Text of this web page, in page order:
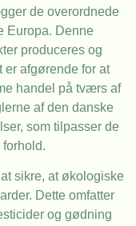
de overordnede
Europa. Denne
produceres og
afgørende for at
handel på tværs af
af den danske
som tilpasser de
sikre, at økologiske
Dette omfatter
og gødning